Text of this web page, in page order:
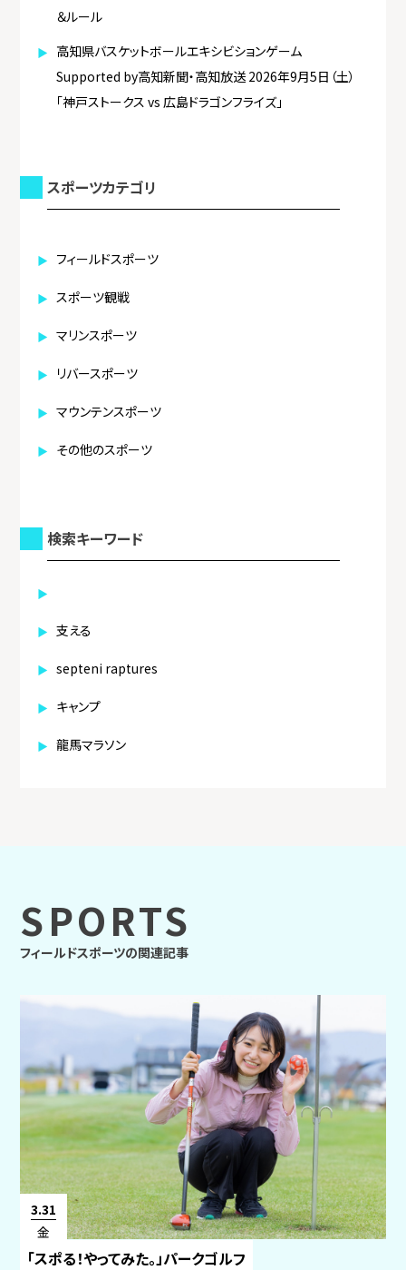
＆ルール
高知県バスケットボールエキシビションゲーム
Supported by高知新聞・高知放送 2026年9月5日（土）
「神戸ストークス vs 広島ドラゴンフライズ」
スポーツカテゴリ
フィールドスポーツ
スポーツ観戦
マリンスポーツ
リバースポーツ
マウンテンスポーツ
その他のスポーツ
検索キーワード
支える
septeni raptures
キャンプ
龍馬マラソン
SPORTS
フィールドスポーツの関連記事
3.31
金
「スポる！やってみた。」パークゴルフ